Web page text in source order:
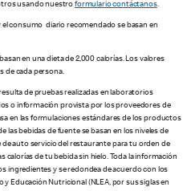
usando nuestroformulario contáctanos.
el consumo diario recomendado se basan en
en una dieta de 2,000 calorías. Los valores
de cada persona.
de pruebas realizadas en laboratorios
o información provista por los proveedores de
en las formulaciones estándares de los productos
las bebidas de fuente se basan en los niveles de
de auto servicio del restaurante para tu orden de
calorías de tu bebida sin hielo. Toda la información
ingredientes y se redondea de acuerdo con los
Educación Nutricional (NLEA, por sus siglas en